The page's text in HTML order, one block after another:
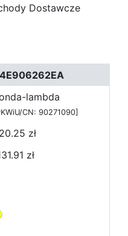
Dostawcze
lambda
CN: 90271090]
zł
zł